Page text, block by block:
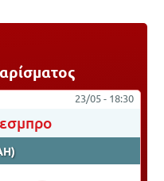
23/05 - 18:30